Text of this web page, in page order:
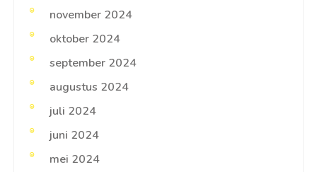
november 2024
oktober 2024
september 2024
augustus 2024
juli 2024
juni 2024
mei 2024